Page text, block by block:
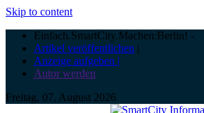
Skip to content
Einfach.SmartCity.Machen:Berlin! -
Artikel veröffentlichen |
Anzeige aufgeben |
Autor werden
Freitag, 07. August 2026